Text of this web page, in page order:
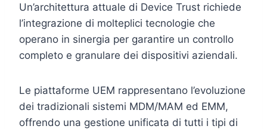
Un’architettura attuale di Device Trust richiede
l’integrazione di molteplici tecnologie che
operano in sinergia per garantire un controllo
completo e granulare dei dispositivi aziendali.
Le piattaforme UEM rappresentano l’evoluzione
dei tradizionali sistemi MDM/MAM ed EMM,
offrendo una gestione unificata di tutti i tipi di